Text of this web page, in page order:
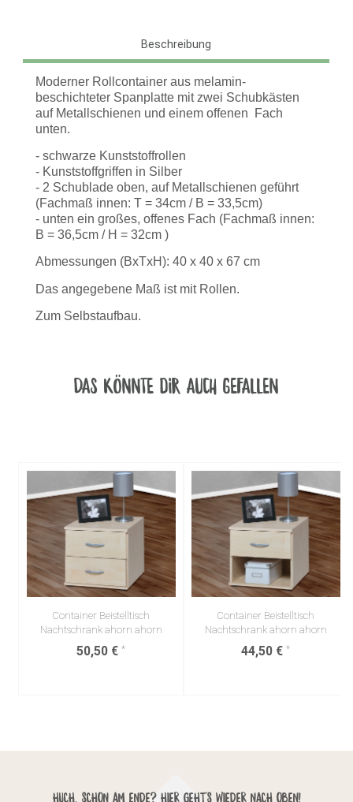
Beschreibung
Moderner Rollcontainer aus melamin-
beschichteter Spanplatte mit zwei Schubkästen
auf Metallschienen und einem offenen Fach
unten.
- schwarze Kunststoffrollen
- Kunststoffgriffen in Silber
- 2 Schublade oben, auf Metallschienen geführt
(Fachmaß innen: T = 34cm / B = 33,5cm)
- unten ein großes, offenes Fach (Fachmaß innen:
B = 36,5cm / H = 32cm )
Abmessungen (BxTxH): 40 x 40 x 67 cm
Das angegebene Maß ist mit Rollen.
Zum Selbstaufbau.
Das könnte dir auch gefallen
Container Beistelltisch
Nachtschrank ahorn ahorn
50,50 €
Container Beistelltisch
Nachtschrank ahorn ahorn
44,50 €
HUCH, SCHON AM ENDE? HIER GEHT'S WIEDER NACH OBEN!